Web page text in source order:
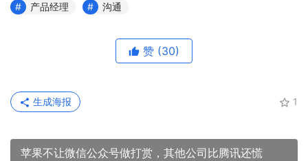
产品经理 沟通
赞 (30)
1
生成海报
苹果不让微信公众号做打赏，其他公司比腾讯还慌